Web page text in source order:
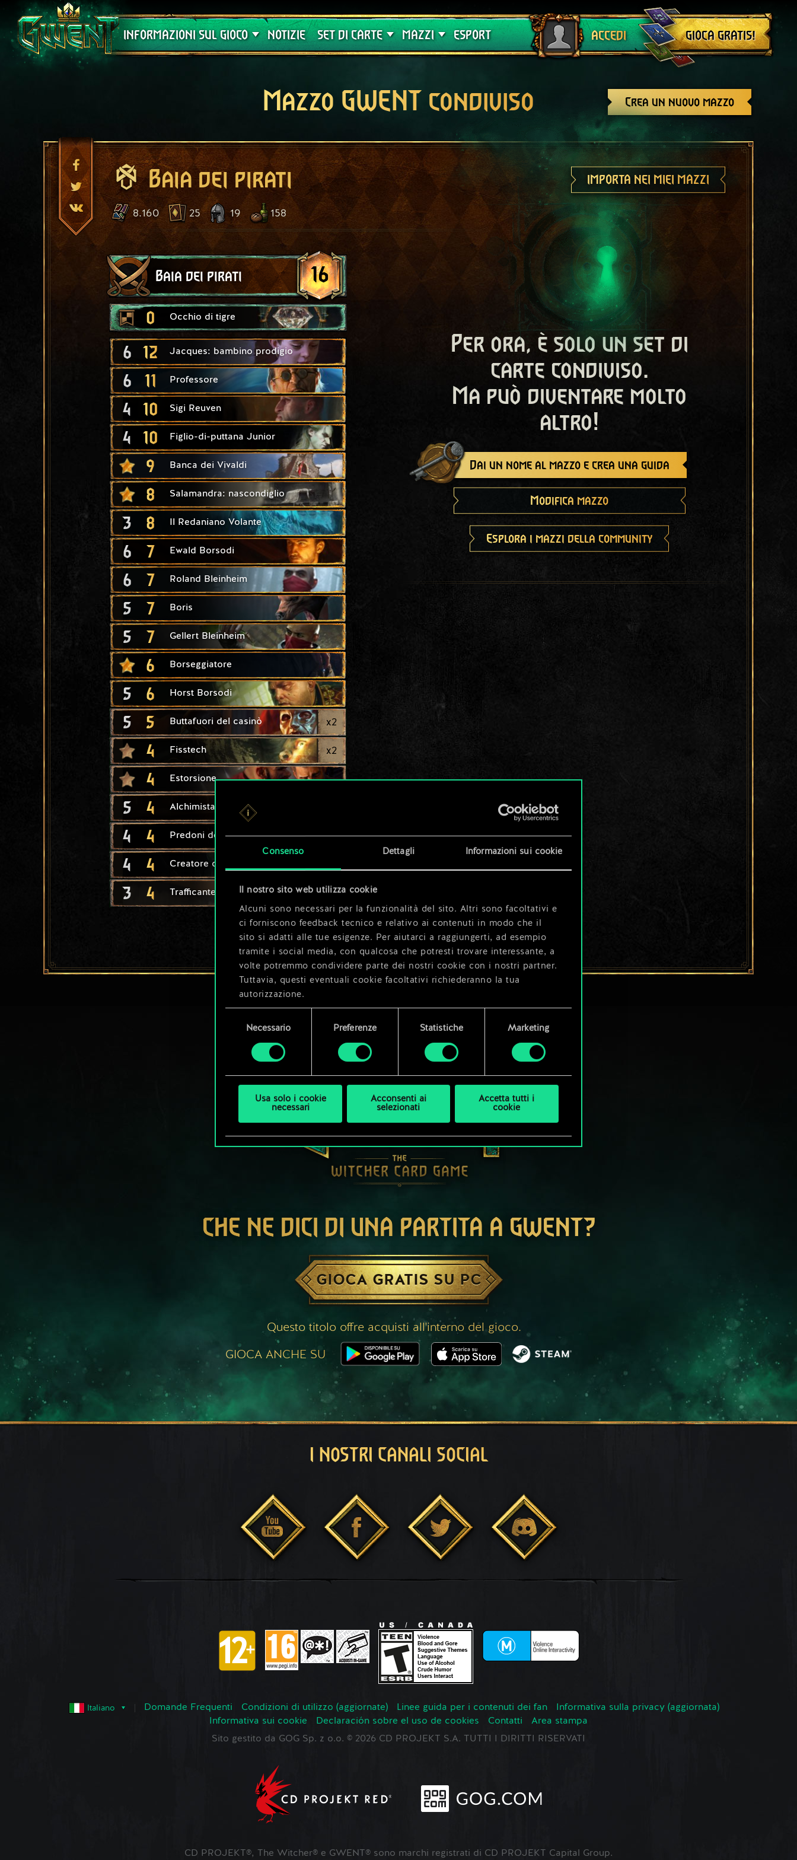
Consenso Dettagli Informazioni sui cookie
Il nostro sito web utilizza cookie
Alcuni sono necessari per la funzionalità del sito. Altri sono facoltativi e
ci forniscono feedback tecnico e relativo ai contenuti in modo che il
sito si adatti alle tue esigenze. Per aiutarci a raggiungerti, ad esempio
tramite i social media, con qualcosa che potresti trovare interessante, a
volte potremmo condividere parte dei nostri cookie con i nostri partner.
Tuttavia, questi eventuali cookie facoltativi richiederanno la tua
autorizzazione.
Tutti i dettagli su come utilizziamo i cookie e su come impostare le tue
consenso
Necessario Preferenze Statistiche Marketing
Usa solo i cookie
necessari
Acconsenti ai
selezionati
Accetta tutti i
cookie
INFORMAZIONI SUL GIOCO
Assistenza
NOTIZIE SET DI CARTE
Crimson Curse
MAZZI
Guide
ESPORT ACCEDI
Esci
GIOCA GRATIS!
Crea un nuovo mazzo
Mazzo GWENT condiviso
Baia dei pirati IMPORTA NEI MIEI MAZZI
8.160 25 19 158
Baia dei pirati 16
0 Occhio di tigre
6 12 Jacques: bambino prodigio
6 11 Professore
4 10 Sigi Reuven
4 10 Figlio-di-puttana Junior
9 Banca dei Vivaldi
8 Salamandra: nascondiglio
3 8 Il Redaniano Volante
6 7 Ewald Borsodi
6 7 Roland Bleinheim
5 7 Boris
5 7 Gellert Bleinheim
6 Borseggiatore
5 6 Horst Borsodi
5 5 Buttafuori del casinò x2
4 Fisstech x2
4 Estorsione
5 4 Alchimista losco
4 4 Predoni delle fogne x2
4 4 Creatore di mutanti
3 4 Trafficante di fisstech x2
Per ora, è solo un set di
carte condiviso.
Ma può diventare molto
altro!
Dai un nome al mazzo e crea una guida
Modifica mazzo
Esplora i mazzi della community
CHE NE DICI DI UNA PARTITA A GWENT?
GIOCA GRATIS SU PC
Questo titolo offre acquisti all'interno del gioco.
GIOCA ANCHE SU
I NOSTRI CANALI SOCIAL
Italiano Domande Frequenti Condizioni di utilizzo (aggiornate) Linee guida per i contenuti dei fan
Informativa sulla privacy (aggiornata)
Informativa sui cookie
Declaración sobre el uso de cookies Contatti
Area stampa
Sito gestito da GOG Sp. z o.o. © 2026 CD PROJEKT S.A. TUTTI I DIRITTI RISERVATI
CD PROJEKT®, The Witcher® e GWENT® sono marchi registrati di CD PROJEKT Capital Group.